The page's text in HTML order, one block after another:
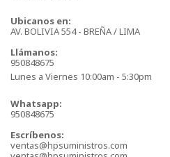
Ubicanos en:
AV. BOLIVIA 554 - BREÑA / LIMA
Llámanos:
950848675
Lunes a Viernes 10:00am - 5:30pm
Whatsapp:
950848675
Escríbenos:
ventas@hpsuministros.com